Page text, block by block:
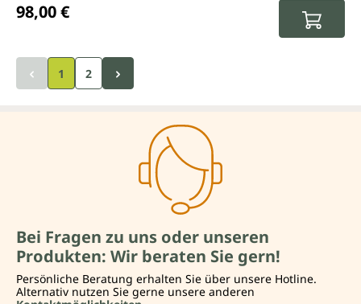
98,00 €
1 2
Bei Fragen zu uns oder unseren
Produkten: Wir beraten Sie gern!
Persönliche Beratung erhalten Sie über unsere Hotline.
Alternativ nutzen Sie gerne unsere anderen